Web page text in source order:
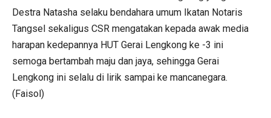
Destra Natasha selaku bendahara umum Ikatan Notaris
Tangsel sekaligus CSR mengatakan kepada awak media
harapan kedepannya HUT Gerai Lengkong ke -3 ini
semoga bertambah maju dan jaya, sehingga Gerai
Lengkong ini selalu di lirik sampai ke mancanegara.
(Faisol)